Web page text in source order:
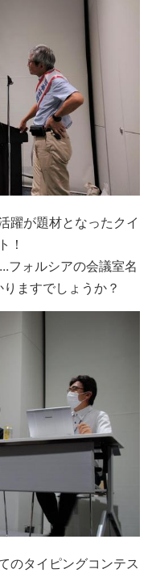
躍が題材となったクイ
！
フォルシアの会議室名
ますでしょうか？
のタイピングコンテス